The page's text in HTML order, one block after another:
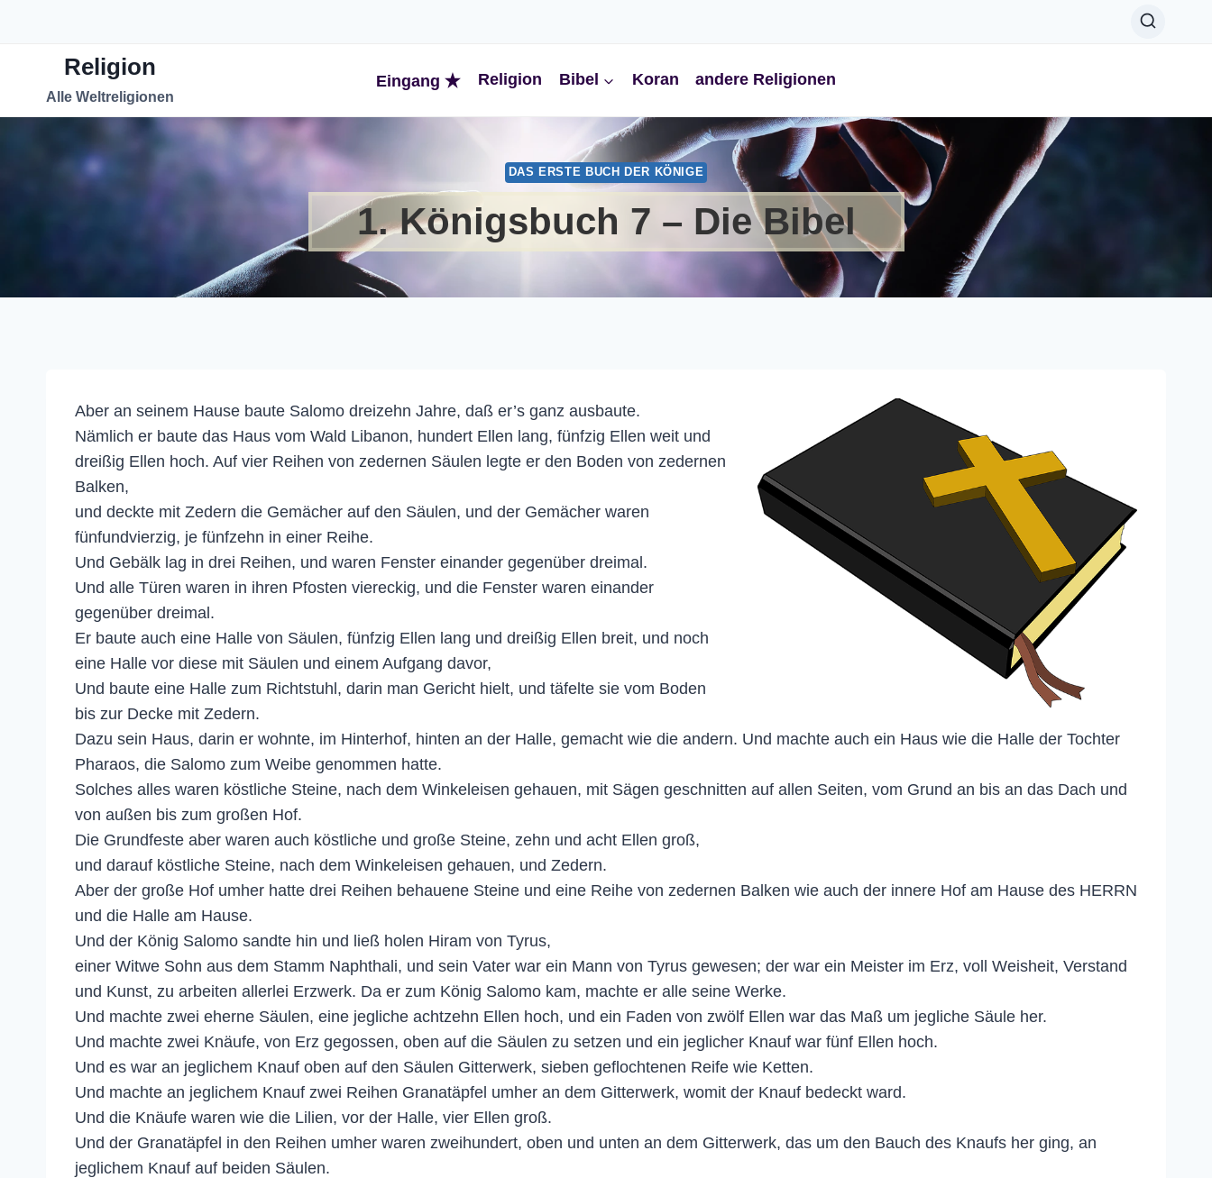
Religion
Alle Weltreligionen
Eingang Religion Bibel Koran andere Religionen
DAS ERSTE BUCH DER KÖNIGE
1. Königsbuch 7 – Die Bibel
Aber an seinem Hause baute Salomo dreizehn Jahre, daß er’s ganz ausbaute.
Nämlich er baute das Haus vom Wald Libanon, hundert Ellen lang, fünfzig Ellen weit und
dreißig Ellen hoch. Auf vier Reihen von zedernen Säulen legte er den Boden von zedernen
Balken,
und deckte mit Zedern die Gemächer auf den Säulen, und der Gemächer waren
fünfundvierzig, je fünfzehn in einer Reihe.
Und Gebälk lag in drei Reihen, und waren Fenster einander gegenüber dreimal.
Und alle Türen waren in ihren Pfosten viereckig, und die Fenster waren einander
gegenüber dreimal.
Er baute auch eine Halle von Säulen, fünfzig Ellen lang und dreißig Ellen breit, und noch
eine Halle vor diese mit Säulen und einem Aufgang davor,
Und baute eine Halle zum Richtstuhl, darin man Gericht hielt, und täfelte sie vom Boden
bis zur Decke mit Zedern.
Dazu sein Haus, darin er wohnte, im Hinterhof, hinten an der Halle, gemacht wie die andern. Und machte auch ein Haus wie die Halle der Tochter
Pharaos, die Salomo zum Weibe genommen hatte.
Solches alles waren köstliche Steine, nach dem Winkeleisen gehauen, mit Sägen geschnitten auf allen Seiten, vom Grund an bis an das Dach und
von außen bis zum großen Hof.
Die Grundfeste aber waren auch köstliche und große Steine, zehn und acht Ellen groß,
und darauf köstliche Steine, nach dem Winkeleisen gehauen, und Zedern.
Aber der große Hof umher hatte drei Reihen behauene Steine und eine Reihe von zedernen Balken wie auch der innere Hof am Hause des HERRN
und die Halle am Hause.
Und der König Salomo sandte hin und ließ holen Hiram von Tyrus,
einer Witwe Sohn aus dem Stamm Naphthali, und sein Vater war ein Mann von Tyrus gewesen; der war ein Meister im Erz, voll Weisheit, Verstand
und Kunst, zu arbeiten allerlei Erzwerk. Da er zum König Salomo kam, machte er alle seine Werke.
Und machte zwei eherne Säulen, eine jegliche achtzehn Ellen hoch, und ein Faden von zwölf Ellen war das Maß um jegliche Säule her.
Und machte zwei Knäufe, von Erz gegossen, oben auf die Säulen zu setzen und ein jeglicher Knauf war fünf Ellen hoch.
Und es war an jeglichem Knauf oben auf den Säulen Gitterwerk, sieben geflochtenen Reife wie Ketten.
Und machte an jeglichem Knauf zwei Reihen Granatäpfel umher an dem Gitterwerk, womit der Knauf bedeckt ward.
Und die Knäufe waren wie die Lilien, vor der Halle, vier Ellen groß.
Und der Granatäpfel in den Reihen umher waren zweihundert, oben und unten an dem Gitterwerk, das um den Bauch des Knaufs her ging, an
jeglichem Knauf auf beiden Säulen.